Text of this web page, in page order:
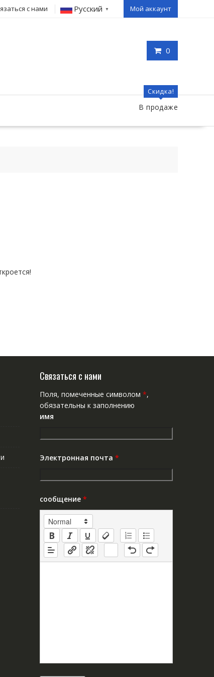
с нами Русский ▼ Мой аккаунт
0
Скидка!
В продаже
Связаться с нами
Поля, помеченные символом *,
обязательны к заполнению
имя
Электронная почта *
сообщение *